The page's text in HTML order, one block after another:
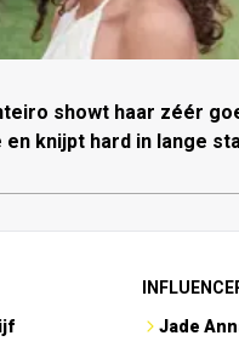
showt haar zéér
en knijpt hard in lange
Jade